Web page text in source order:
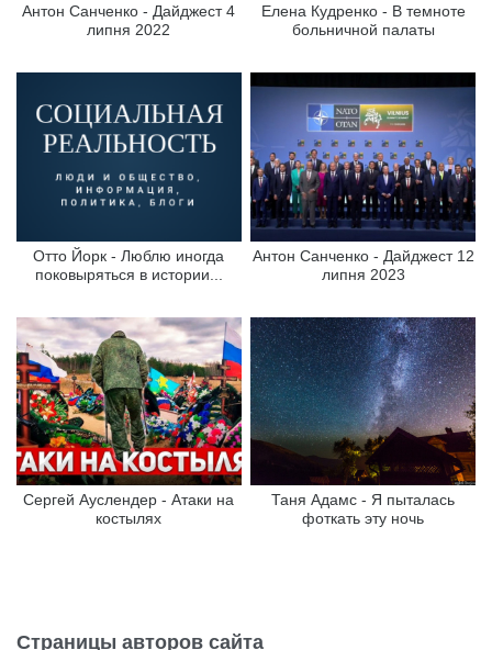
Антон Санченко - Дайджест 4
липня 2022
Елена Кудренко - В темноте
больничной палаты
Отто Йорк - Люблю иногда
поковыряться в истории...
Антон Санченко - Дайджест 12
липня 2023
Сергей Ауслендер - Атаки на
костылях
Таня Адамс - Я пыталась
фоткать эту ночь
Страницы авторов сайта